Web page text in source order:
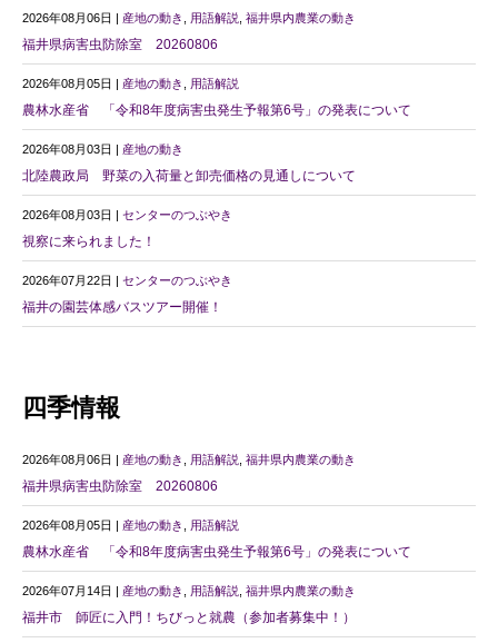
2026年08月06日 | 産地の動き 用語解説 福井県内農業の動き
福井県病害虫防除室 20260806
2026年08月05日 | 産地の動き 用語解説
農林水産省 「令和8年度病害虫発生予報第6号」の発表について
2026年08月03日 | 産地の動き
北陸農政局 野菜の入荷量と卸売価格の見通しについて
2026年08月03日 | センターのつぶやき
視察に来られました！
2026年07月22日 | センターのつぶやき
福井の園芸体感バスツアー開催！
四季情報
2026年08月06日 | 産地の動き 用語解説 福井県内農業の動き
福井県病害虫防除室 20260806
2026年08月05日 | 産地の動き 用語解説
農林水産省 「令和8年度病害虫発生予報第6号」の発表について
2026年07月14日 | 産地の動き 用語解説 福井県内農業の動き
福井市 師匠に入門！ちびっと就農（参加者募集中！）